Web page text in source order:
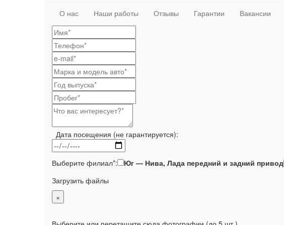
О нас Наши работы Отзывы Гарантии Вакансии
Дата посещения (не гарантируется):
Выберите филиал*: Юг — Нива, Лада передний и задний привод
Загрузить файлы
×